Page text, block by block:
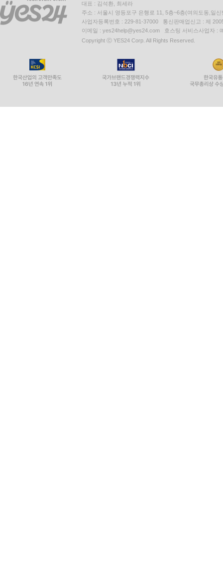
대표 : 김석환, 최세라
주소 : 서울시 영등포구 은행로 11, 5층~6층(여의도동,일신
사업자등록번호 : 229-81-37000 통신판매업신고 : 제
이메일 : yes24help@yes24.com 호스팅 서비스사업자 :
Copyright ⓒ YES24 Corp. All Rights Reserved.